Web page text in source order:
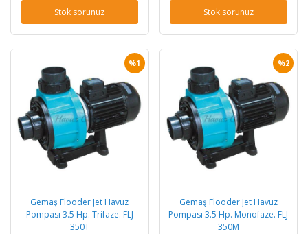
Stok sorunuz Stok sorunuz
%1
Gemaş Flooder Jet Havuz
Pompası 3.5 Hp. Trifaze. FLJ
350T
%2
Gemaş Flooder Jet Havuz
Pompası 3.5 Hp. Monofaze. FLJ
350M